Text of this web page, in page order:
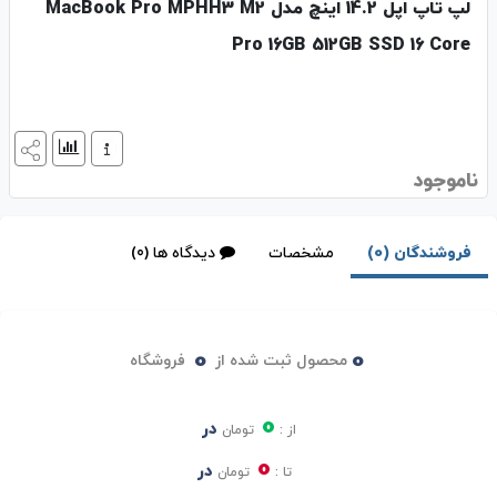
لپ تاپ اپل 14.2 اینچ مدل MacBook Pro MPHH3 M2
Pro 16GB 512GB SSD 16 Core
ناموجود
فروشندگان (0) مشخصات دیدگاه ها (0)
0 محصول ثبت شده از 0 فروشگاه
از : 0 تومان در
تا : 0 تومان در